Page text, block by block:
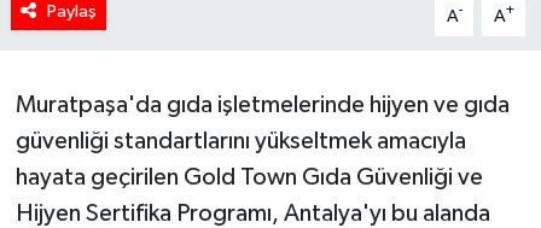
Paylaş A- A+
Muratpaşa'da gıda işletmelerinde hijyen ve gıda
güvenliği standartlarını yükseltmek amacıyla
hayata geçirilen Gold Town Gıda Güvenliği ve
Hijyen Sertifika Programı, Antalya'yı bu alanda